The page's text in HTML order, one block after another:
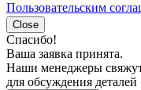
Пользовательским
Close
Спасибо!
Ваша заявка принята.
Наши менеджеры
для обсуждения деталей